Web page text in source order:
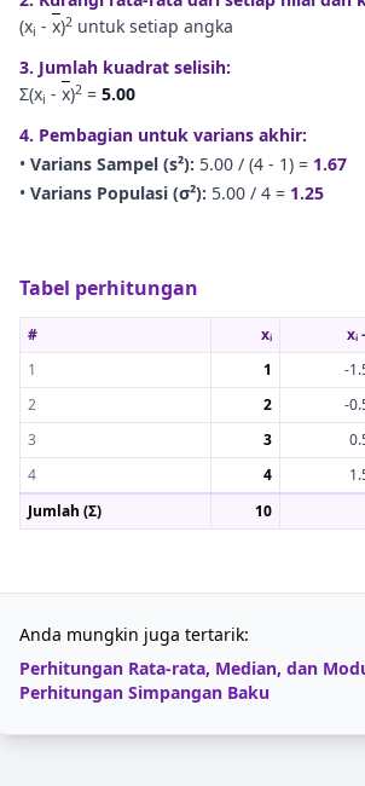
(xi - x)2 untuk setiap angka
3. Jumlah kuadrat selisih:
Σ(xi - x)2 = 5.00
4. Pembagian untuk varians akhir:
• Varians Sampel (s²): 5.00 / (4 - 1) = 1.67
• Varians Populasi (σ²): 5.00 / 4 = 1.25
Tabel perhitungan
# xᵢ xᵢ
1
1 -
2
2 -
3
3
4
4
Jumlah (Σ)
10
Anda mungkin juga tertarik:
Perhitungan Rata-rata, Median, dan
Perhitungan Simpangan Baku